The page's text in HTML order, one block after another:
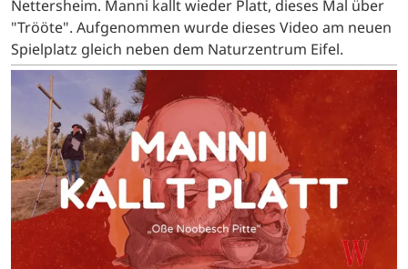
Nettersheim. Manni kallt wieder Platt, dieses Mal über
"Trööte". Aufgenommen wurde dieses Video am neuen
Spielplatz gleich neben dem Naturzentrum Eifel.